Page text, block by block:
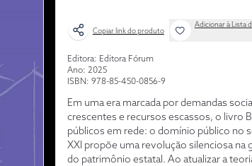
Copiar link do produto
Adicionar à Lista
Editora: Editora Fórum
Ano: 2025
ISBN: 978-85-450-0856-9
Em uma era marcada por demandas
crescentes e recursos escassos, o livro
públicos em rede: o domínio público no
XXI propõe uma revolução silenciosa na
do patrimônio estatal. Ao atualizar a